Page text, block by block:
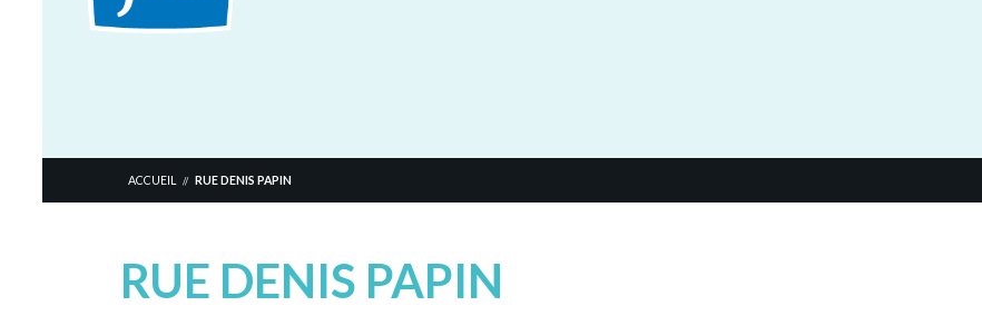
ACCUEIL // RUE DENIS PAPIN
RUE DENIS PAPIN